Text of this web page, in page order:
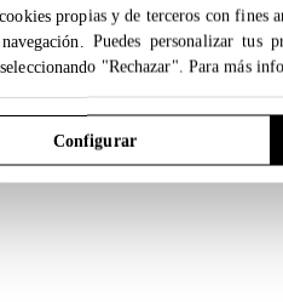
propias y de terceros con fines
Puedes personalizar
"Rechazar". Para más
Configurar